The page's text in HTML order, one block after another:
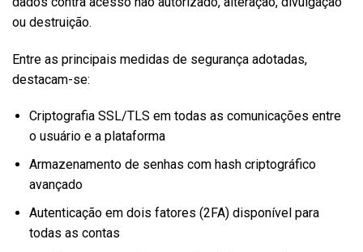
ou destruição.
Entre as principais medidas de segurança adotadas,
destacam-se:
Criptografia SSL/TLS em todas as comunicações entre
o usuário e a plataforma
Armazenamento de senhas com hash criptográfico
avançado
Autenticação em dois fatores (2FA) disponível para
todas as contas